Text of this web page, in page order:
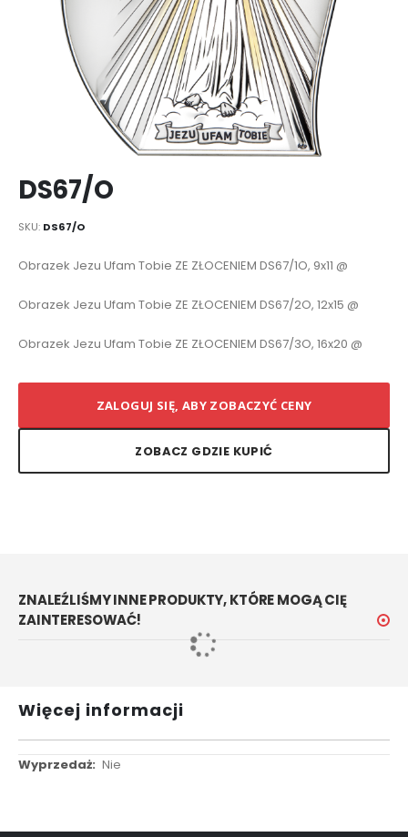
na
początek
galerii
DS67/O
SKU DS67/O
Elementy
Obrazek Jezu Ufam Tobie ZE ZŁOCENIEM DS67/1O, 9x11 @
Obrazek Jezu Ufam Tobie ZE ZŁOCENIEM DS67/2O, 12x15 @
Obrazek Jezu Ufam Tobie ZE ZŁOCENIEM DS67/3O, 16x20 @
ZALOGUJ SIĘ, ABY ZOBACZYĆ CENY
ZOBACZ GDZIE KUPIĆ
ZNALEŹLIŚMY INNE PRODUKTY, KTÓRE MOGĄ CIĘ
ZAINTERESOWAĆ!
Więcej informacji
Więcej
Nie